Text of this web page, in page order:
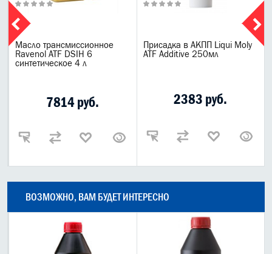
Масло трансмиссионное
Ravenol ATF DSIH 6
синтетическое 4 л
7814 руб.
Присадка в АКПП Liqui Moly
ATF Additive 250мл
2383 руб.
ВОЗМОЖНО, ВАМ БУДЕТ ИНТЕРЕСНО